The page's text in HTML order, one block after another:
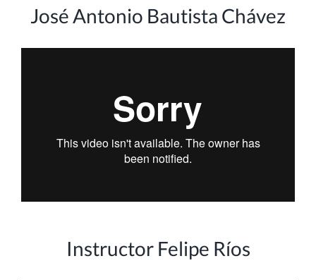
José Antonio Bautista Chávez
Instructor Felipe Ríos